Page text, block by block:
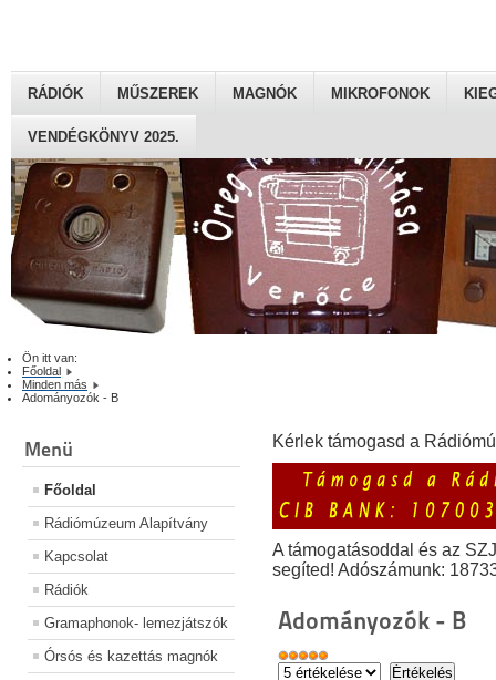
RÁDIÓK MŰSZEREK MAGNÓK MIKROFONOK
VENDÉGKÖNYV 2025.
Ön itt van:
Főoldal
Minden más
Adományozók - B
Menü
Főoldal
Rádiómúzeum Alapítvány
Kapcsolat
Rádiók
Gramaphonok- lemezjátszók
Órsós és kazettás magnók
Kérlek támogasd a
A támogatásoddal és az
segíted! Adószámunk:
Adományozók - B